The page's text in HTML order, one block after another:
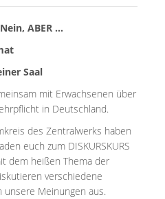
ABER …
Saal
mit Erwachsenen über
in Deutschland.
des Zentralwerks haben
euch zum DISKURSKURS
dem heißen Thema der
verschiedene
Meinungen aus.